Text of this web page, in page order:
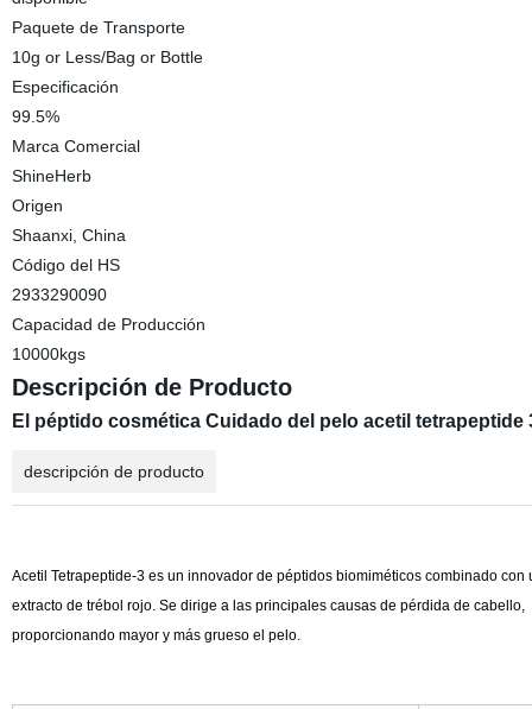
Paquete de Transporte
10g or Less/Bag or Bottle
Especificación
99.5%
Marca Comercial
ShineHerb
Origen
Shaanxi, China
Código del HS
2933290090
Capacidad de Producción
10000kgs
Descripción de Producto
El péptido cosmética Cuidado del pelo acetil tetrapeptide
descripción de producto
Acetil Tetrapeptide-3 es un innovador de péptidos biomiméticos combinado con
extracto de trébol rojo. Se dirige a las principales causas de pérdida de cabello,
proporcionando mayor y más grueso el pelo.